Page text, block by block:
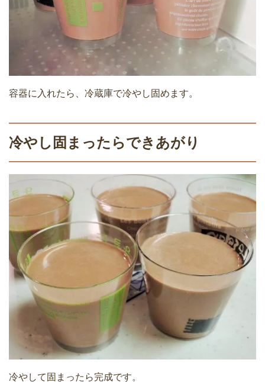
容器に入れたら、冷蔵庫で冷やし固めます。
冷やし固まったらできあがり
冷やして固まったら完成です。